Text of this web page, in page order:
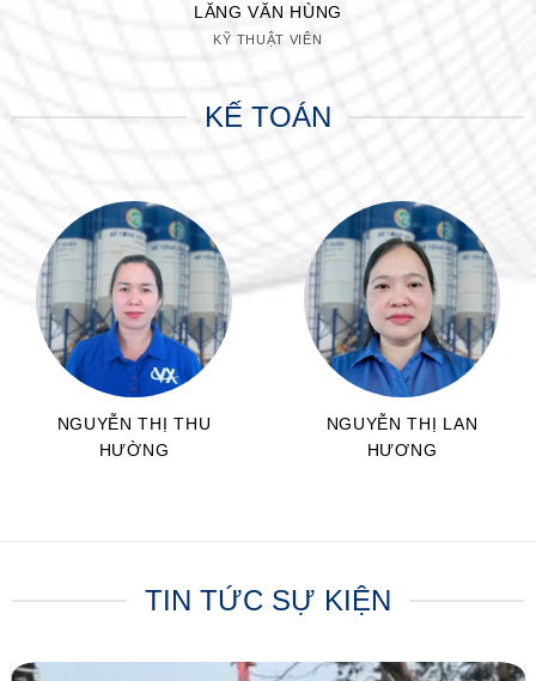
LĂNG VĂN HÙNG
KỸ THUẬT VIÊN
KẾ TOÁN
NGUYỄN THỊ THU
HƯỜNG
NGUYỄN THỊ LAN
HƯƠNG
TIN TỨC SỰ KIỆN